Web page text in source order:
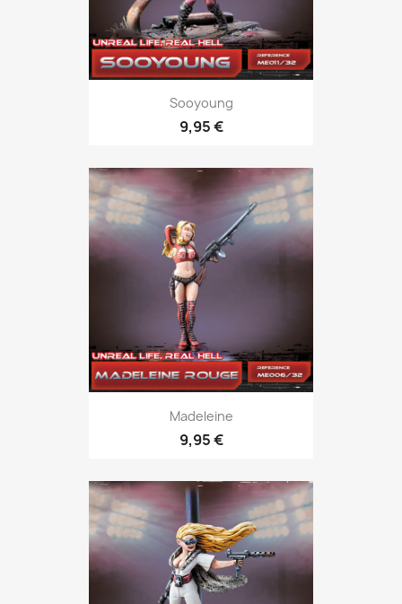
Sooyoung
9,95 €
Madeleine
9,95 €